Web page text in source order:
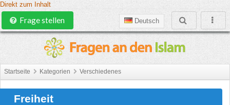
Direkt zum Inhalt
Deutsch
Frage stellen
Startseite Kategorien Verschiedenes
Freiheit